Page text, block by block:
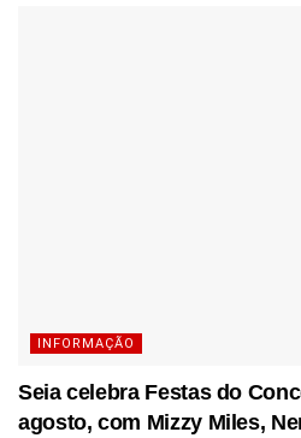
INFORMAÇÃO
Seia celebra Festas do
agosto, com Mizzy Miles,